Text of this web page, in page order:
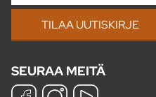
SEURAA MEITÄ